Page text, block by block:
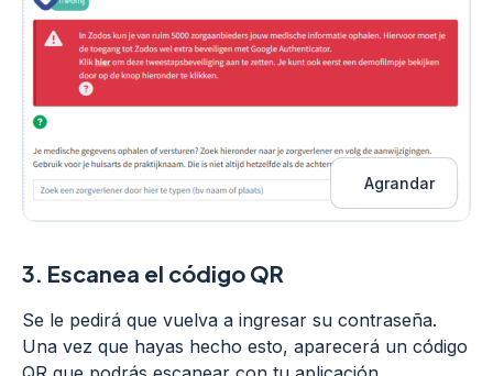
Agrandar
3. Escanea el código QR
Se le pedirá que vuelva a ingresar su contraseña.
Una vez que hayas hecho esto, aparecerá un código